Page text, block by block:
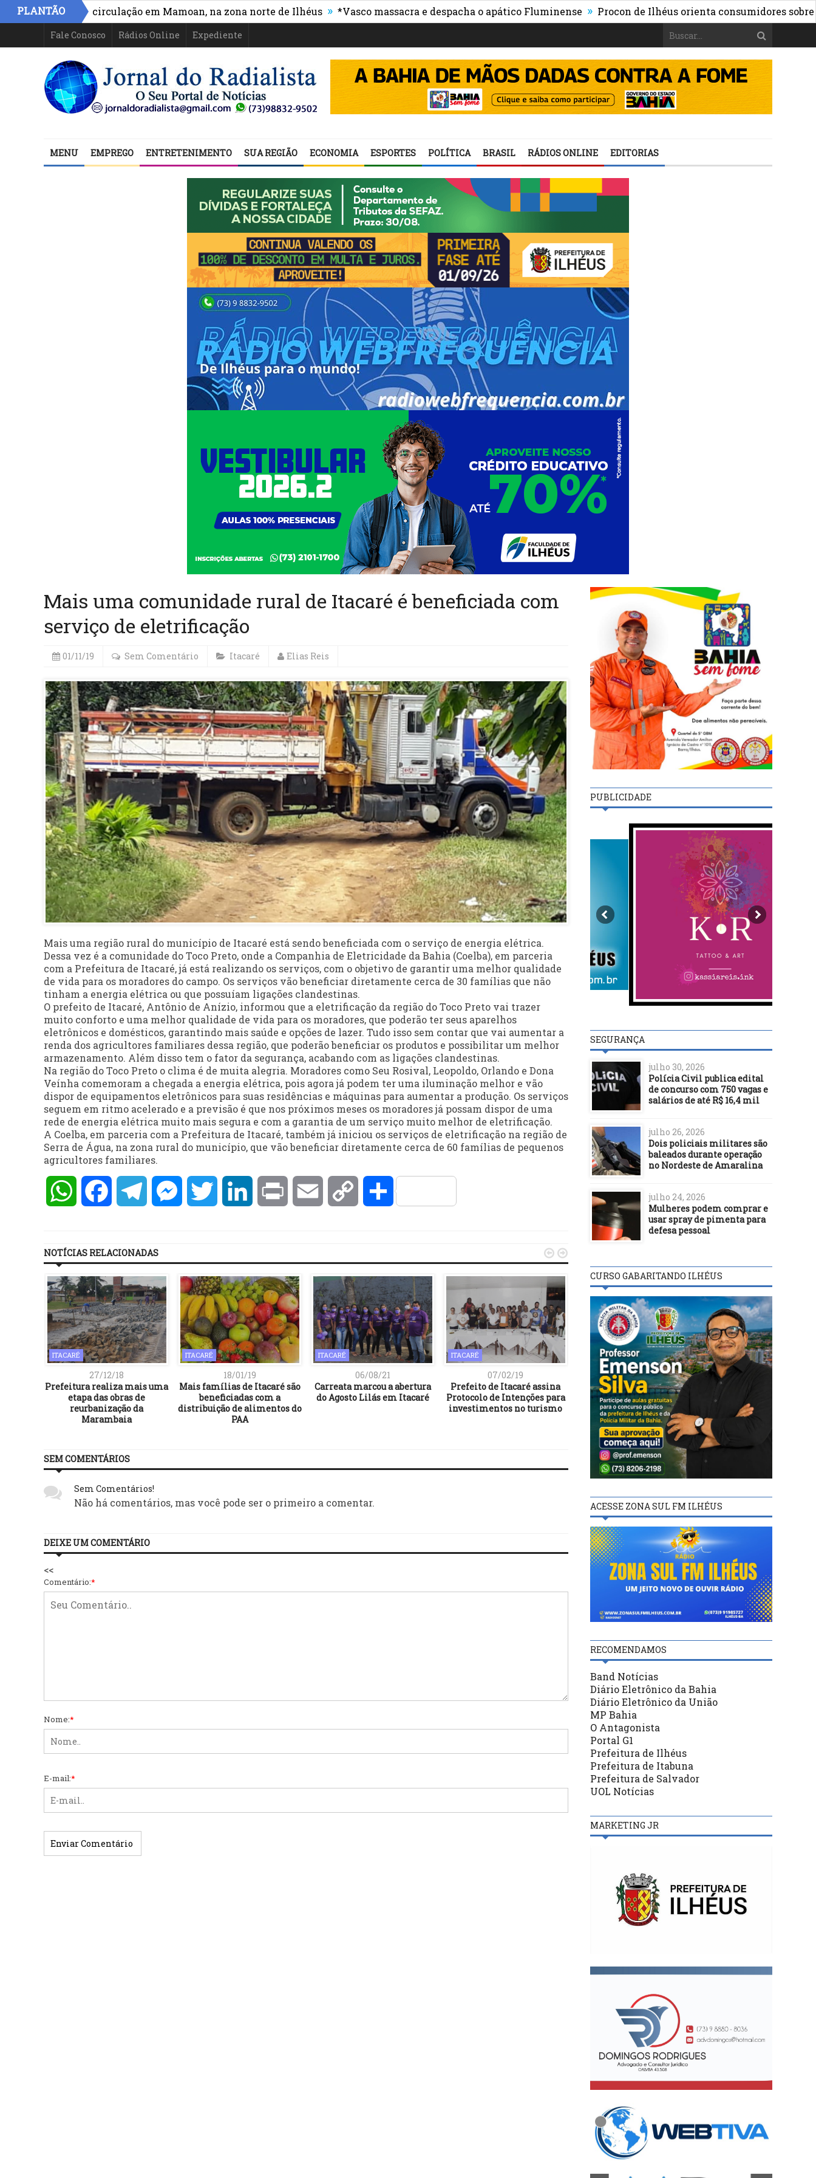
PLANTÃO
acesso e circulação em Mamoan, na zona norte de Ilhéus » *Vasco massacra e despacha o apático Fluminense » Procon de Ilhéus orienta consumidores sobre os
Fale Conosco Rádios Online Expediente
MENU EMPREGO ENTRETENIMENTO SUA REGIÃO ECONOMIA ESPORTES POLÍTICA BRASIL RÁDIOS ONLINE EDITORIAS
Mais uma comunidade rural de Itacaré é beneficiada com
serviço de eletrificação
01/11/19 Sem Comentário Itacaré Elias Reis
Mais uma região rural do município de Itacaré está sendo beneficiada com o serviço de energia elétrica.
Dessa vez é a comunidade do Toco Preto, onde a Companhia de Eletricidade da Bahia (Coelba), em parceria
com a Prefeitura de Itacaré, já está realizando os serviços, com o objetivo de garantir uma melhor qualidade
de vida para os moradores do campo. Os serviços vão beneficiar diretamente cerca de 30 famílias que não
tinham a energia elétrica ou que possuíam ligações clandestinas.
O prefeito de Itacaré, Antônio de Anízio, informou que a eletrificação da região do Toco Preto vai trazer
muito conforto e uma melhor qualidade de vida para os moradores, que poderão ter seus aparelhos
eletrônicos e domésticos, garantindo mais saúde e opções de lazer. Tudo isso sem contar que vai aumentar a
renda dos agricultores familiares dessa região, que poderão beneficiar os produtos e possibilitar um melhor
armazenamento. Além disso tem o fator da segurança, acabando com as ligações clandestinas.
Na região do Toco Preto o clima é de muita alegria. Moradores como Seu Rosival, Leopoldo, Orlando e Dona
Veínha comemoram a chegada a energia elétrica, pois agora já podem ter uma iluminação melhor e vão
dispor de equipamentos eletrônicos para suas residências e máquinas para aumentar a produção. Os serviços
seguem em ritmo acelerado e a previsão é que nos próximos meses os moradores já possam dispor de uma
rede de energia elétrica muito mais segura e com a garantia de um serviço muito melhor de eletrificação.
A Coelba, em parceria com a Prefeitura de Itacaré, também já iniciou os serviços de eletrificação na região de
Serra de Água, na zona rural do município, que vão beneficiar diretamente cerca de 60 famílias de pequenos
agricultores familiares.
WhatsAppFacebookTelegramMessengerTwitter LinkedInPrint Email Copy Compartilhar
NOTÍCIAS RELACIONADAS
ITACARÉ
27/12/18
Prefeitura realiza mais uma
etapa das obras de
reurbanização da
Marambaia
ITACARÉ
18/01/19
Mais famílias de Itacaré são
beneficiadas com a
distribuição de alimentos do
PAA
ITACARÉ
06/08/21
Carreata marcou a abertura
do Agosto Lilás em Itacaré
ITACARÉ
07/02/19
Prefeito de Itacaré assina
Protocolo de Intenções para
investimentos no turismo
ITACARÉ
22/08/18
Programação do 7º Festival
de Dança Itacaré terá
espetáculos, oficinas e
palestras gratuitas
ITACARÉ
Prefeitura de Itacaré
recuperação de
estradas
 
SEM COMENTÁRIOS
Sem Comentários!
Não há comentários, mas você pode ser o primeiro a comentar.
DEIXE UM COMENTÁRIO
<<
Comentário:*
Nome:*
E-mail:*
PUBLICIDADE
SEGURANÇA
julho 30, 2026
Polícia Civil publica edital
de concurso com 750 vagas e
salários de até R$ 16,4 mil
julho 26, 2026
Dois policiais militares são
baleados durante operação
no Nordeste de Amaralina
julho 24, 2026
Mulheres podem comprar e
usar spray de pimenta para
defesa pessoal
CURSO GABARITANDO ILHÉUS
ACESSE ZONA SUL FM ILHÉUS
RECOMENDAMOS
Band Notícias
Diário Eletrônico da Bahia
Diário Eletrônico da União
MP Bahia
O Antagonista
Portal G1
Prefeitura de Ilhéus
Prefeitura de Itabuna
Prefeitura de Salvador
UOL Notícias
MARKETING JR